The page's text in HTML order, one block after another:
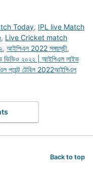
Today, IPL live Match
, Live Cricket match
, আইপিএল 2022 সময়সূচী,
ভিডিও ২০২২ | আইপিএল লাইভ
পয়েন্ট টেবিল 2022আইপিএল
Back to top